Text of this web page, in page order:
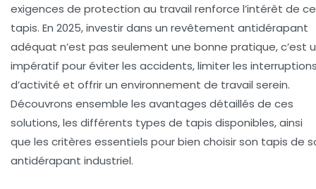
exigences de protection au travail renforce l’intérêt de
tapis. En 2025, investir dans un revêtement antidérapant
adéquat n’est pas seulement une bonne pratique, c’est
impératif pour éviter les accidents, limiter les
d’activité et offrir un environnement de travail serein.
Découvrons ensemble les avantages détaillés de ces
solutions, les différents types de tapis disponibles, ainsi
que les critères essentiels pour bien choisir son tapis de
antidérapant industriel.